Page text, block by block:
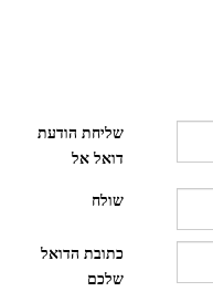
שליחת הודעת
דואל אל
שולח
כתובת הדואל
שלכם